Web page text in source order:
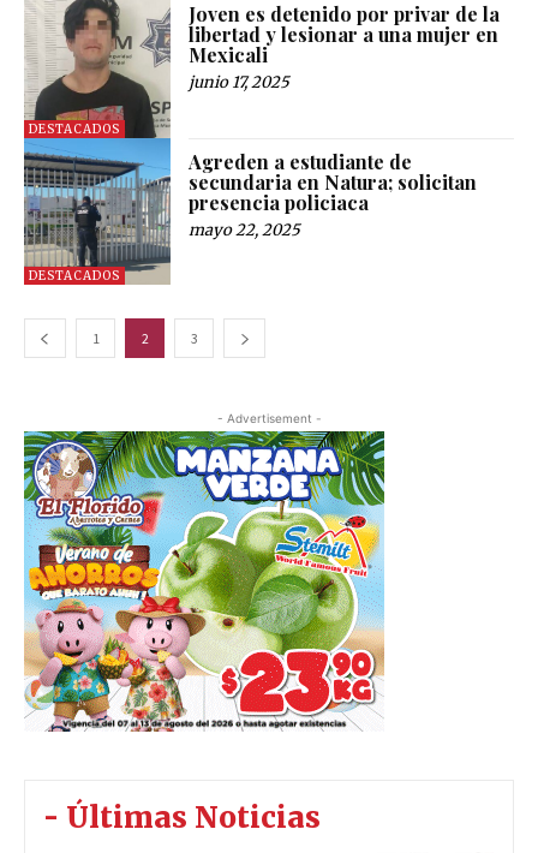
DESTACADOS
Joven es detenido por privar de la
libertad y lesionar a una mujer en
Mexicali
junio 17, 2025
DESTACADOS
Agreden a estudiante de
secundaria en Natura; solicitan
presencia policiaca
mayo 22, 2025
1 2 3
- Advertisement -
- Últimas Noticias